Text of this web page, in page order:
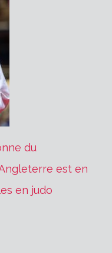
du
est en
en judo